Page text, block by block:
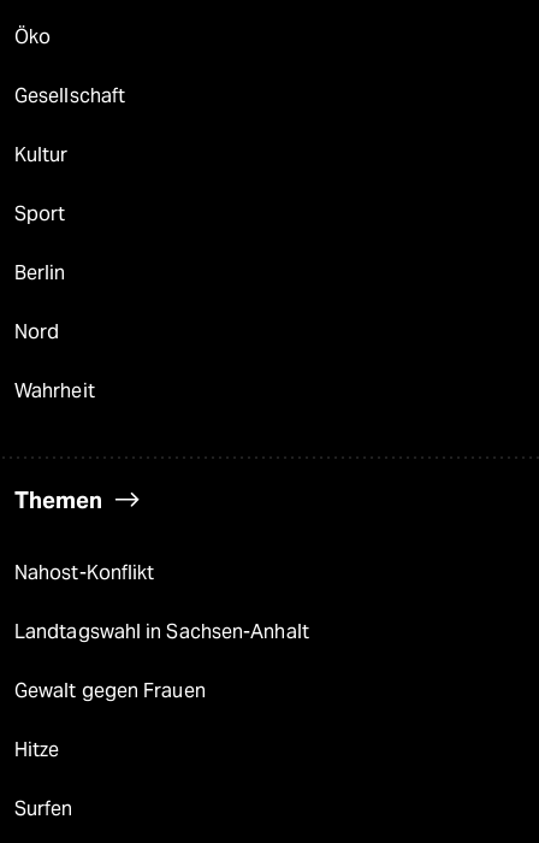
Öko
Gesellschaft
Kultur
Sport
Berlin
Nord
Wahrheit
Themen
Nahost-Konflikt
Landtagswahl in Sachsen-Anhalt
Gewalt gegen Frauen
Hitze
Surfen